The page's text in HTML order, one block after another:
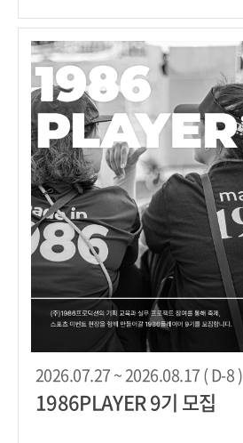
2026.07.27 ~ 2026.08.17 ( D-8 )
1986PLAYER 9기 모집